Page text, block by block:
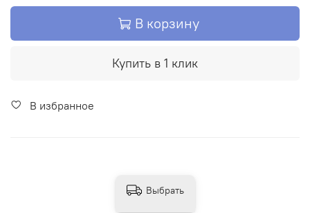
В корзину
Купить в 1 клик
В избранное
Выбрать